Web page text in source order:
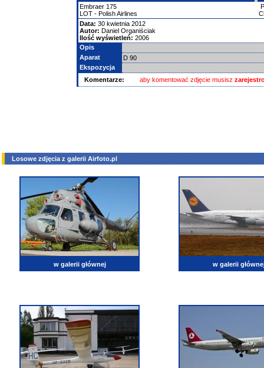
Embraer 175
LOT - Polish Airlines
Data: 30 kwietnia 2012
Autor: Daniel Organiściak
Ilość wyświetleń: 2006
Opis
Aparat
D 90
Ekspozycja
Komentarze:
aby komentować zdjęcie musisz
Losowe zdjęcia z galerii Airfoto.pl
w galerii głównej w galerii